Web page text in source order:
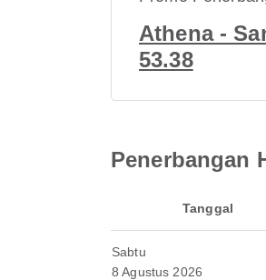
Athena -
53.38
Penerbangan
Tanggal
Sabtu
8 Agustus 2026